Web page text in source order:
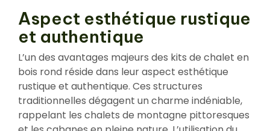
Aspect esthétique rustique
et authentique
L’un des avantages majeurs des kits de chalet en
bois rond réside dans leur aspect esthétique
rustique et authentique. Ces structures
traditionnelles dégagent un charme indéniable,
rappelant les chalets de montagne pittoresques